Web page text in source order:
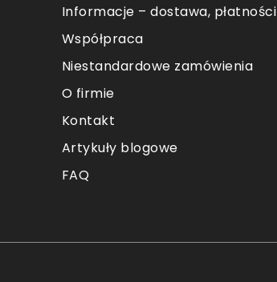
Informacje – dostawa, płatności
Współpraca
Niestandardowe zamówienia
O firmie
Kontakt
Artykuły blogowe
FAQ